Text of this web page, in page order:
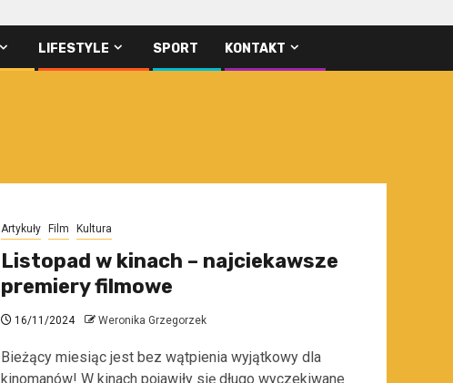
LIFESTYLE SPORT KONTAKT
Artykuły Film Kultura
Listopad w kinach – najciekawsze
premiery filmowe
16/11/2024 Weronika Grzegorzek
Bieżący miesiąc jest bez wątpienia wyjątkowy dla
kinomanów! W kinach pojawiły się długo wyczekiwane